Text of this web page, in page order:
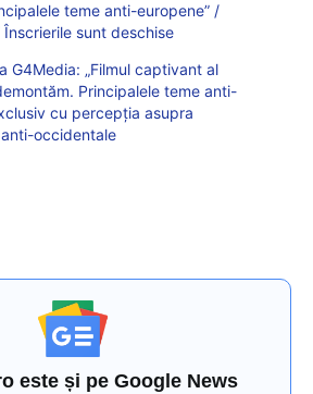
teme anti-europene” /
sunt deschise
G4Media: „Filmul captivant al
Principalele teme anti-
cu percepția asupra
occidentale
este și pe Google News